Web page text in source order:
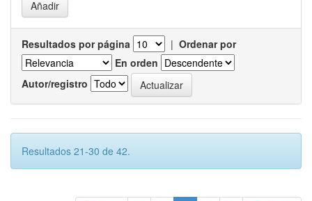
Resultados por página | Ordenar por
En orden
Autor/registro
Resultados 21-30 de 42.